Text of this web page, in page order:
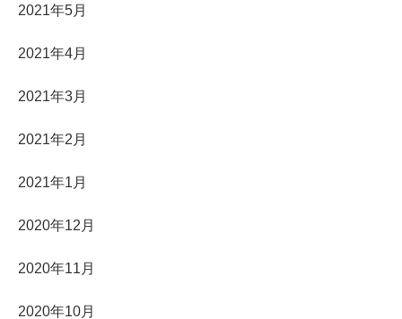
2021年5月
2021年4月
2021年3月
2021年2月
2021年1月
2020年12月
2020年11月
2020年10月